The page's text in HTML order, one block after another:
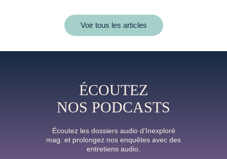
Voir tous les articles
ÉCOUTEZ
NOS PODCASTS
Écoutez les dossiers audio d’Inexploré
mag. et prolongez nos enquêtes avec des
entretiens audio.